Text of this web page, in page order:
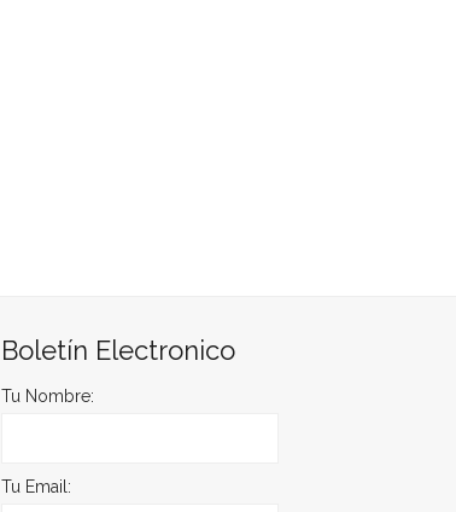
Boletín Electronico
Tu Nombre:
Tu Email: